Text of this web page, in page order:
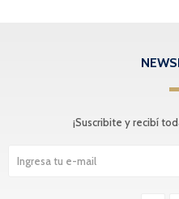
¡Suscribite y recibí